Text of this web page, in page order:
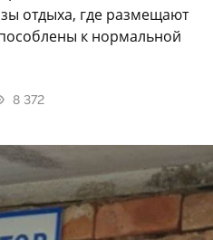
отдыха, где размещают
к нормальной
8 372